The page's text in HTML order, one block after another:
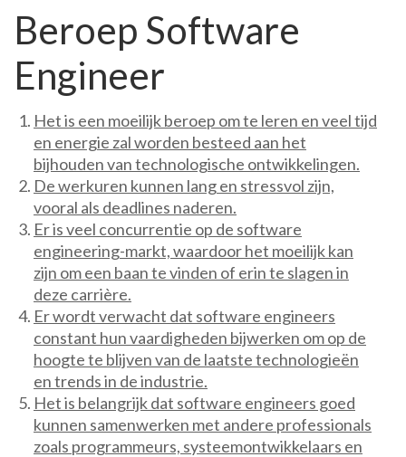
Beroep Software
Engineer
Het is een moeilijk beroep om te leren en veel tijd
en energie zal worden besteed aan het
bijhouden van technologische ontwikkelingen.
De werkuren kunnen lang en stressvol zijn,
vooral als deadlines naderen.
Er is veel concurrentie op de software
engineering-markt, waardoor het moeilijk kan
zijn om een baan te vinden of erin te slagen in
deze carrière.
Er wordt verwacht dat software engineers
constant hun vaardigheden bijwerken om op de
hoogte te blijven van de laatste technologieën
en trends in de industrie.
Het is belangrijk dat software engineers goed
kunnen samenwerken met andere professionals
zoals programmeurs, systeemontwikkelaars en